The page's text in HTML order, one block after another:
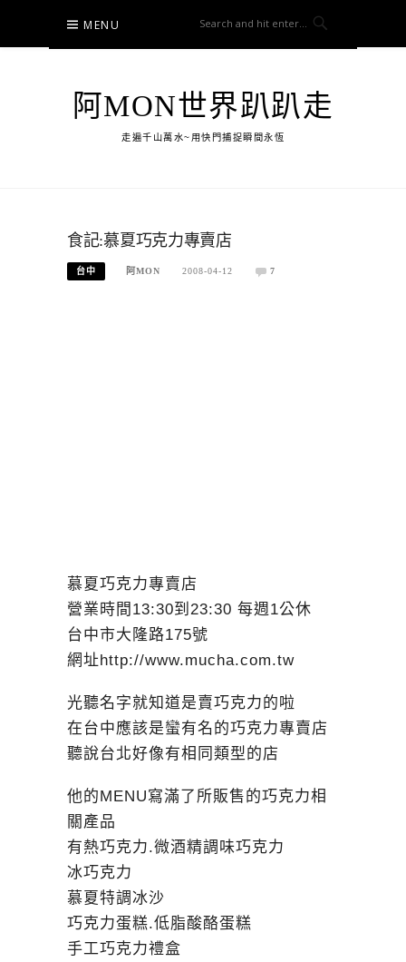
content
MENU
阿MON世界趴趴走
走遍千山萬水~用快門捕捉瞬間永恆
食記:慕夏巧克力專賣店
台中 阿MON 2008-04-12 7
慕夏巧克力專賣店
營業時間13:30到23:30 每週1公休
台中市大隆路175號
網址http://www.mucha.com.tw
光聽名字就知道是賣巧克力的啦
在台中應該是蠻有名的巧克力專賣店
聽說台北好像有相同類型的店
他的MENU寫滿了所販售的巧克力相
關產品
有熱巧克力.微酒精調味巧克力
冰巧克力
慕夏特調冰沙
巧克力蛋糕.低脂酸酪蛋糕
手工巧克力禮盒